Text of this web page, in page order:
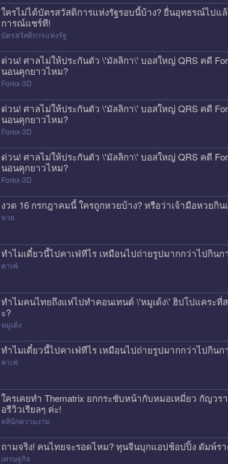
ใครไม่ได้บัตรสวัสดิการแห่งรัฐรอบนี้บ้าง? ยื่นอุทธรณ์ไปแ
การณ์แชร์ที!
บัตรสวัสดิการแห่งรัฐ
ด่วน! ศาลไม่ให้ประกันตัว \'มัลลิกา\' บอสใหญ่ QRS คดี
นอนคุกยาวไหม?
Forex-3D
ด่วน! ศาลไม่ให้ประกันตัว \'มัลลิกา\' บอสใหญ่ QRS คดี
นอนคุกยาวไหม?
Forex-3D
ด่วน! ศาลไม่ให้ประกันตัว \'มัลลิกา\' บอสใหญ่ QRS คดี
นอนคุกยาวไหม?
Forex-3D
งวด 16 กรกฎาคมนี้ ใครถูกหวยบ้าง? หรือว่าเจ้ามือหวยกิ
หวย
ทำไมเดี๋ยวนี้ไปคาเฟ่ทีไร เหมือนไปถ่ายรูปมากกว่าไปกิน
คาเฟ่
ทำไมคนไทยถึงแห่ไปทำคอนเทนต์ \'หมูเด้ง\' ฮิปโปแคระที่
ะ?
หมูเด้ง
ทำไมเดี๋ยวนี้ไปคาเฟ่ทีไร เหมือนไปถ่ายรูปมากกว่าไปกิน
คาเฟ่
ใครเคยทำ Thematrix ยกกระชับหน้ากับหมอเหมี่ยว กัญว
อรีวิวเรียลๆ ค่ะ!
คลินิกความงาม
ถามจริง! คนไทยจะรอดไหม? ทุนจีนบุกแอปช้อปปิ้ง ดัมพ์ร
เศรษฐกิจ